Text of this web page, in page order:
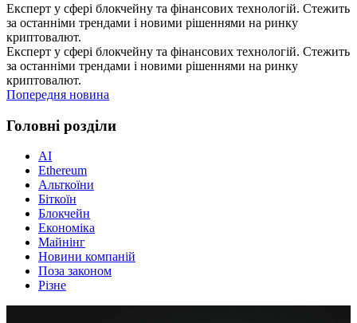
Експерт у сфері блокчейну та фінансових технологій. Стежить
за останніми трендами і новими рішеннями на ринку
криптовалют.
Експерт у сфері блокчейну та фінансових технологій. Стежить
за останніми трендами і новими рішеннями на ринку
криптовалют.
Попередня новина
Головні розділи
AI
Ethereum
Альткоїни
Біткоїн
Блокчейн
Економіка
Майнінг
Новини компаній
Поза законом
Різне